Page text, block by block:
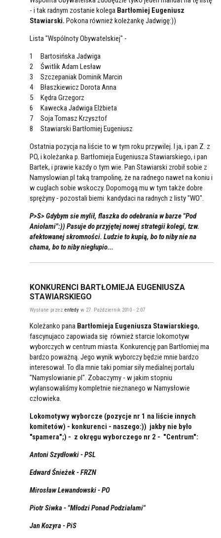
- i tak radnym zostanie kolega Bartłomiej Eugeniusz
Stawiarski. Pokona również koleżankę Jadwigę:))
Lista "Wspólnoty Obywatelskiej" -
1 Bartosińska Jadwiga
2 Świtlik Adam Lesław
3 Szczepaniak Dominik Marcin
4 Błaszkiewicz Dorota Anna
5 Kędra Grzegorz
6 Kawecka Jadwiga Elżbieta
7 Soja Tomasz Krzysztof
8 Stawiarski Bartłomiej Eugeniusz
Ostatnia pozycja na liście to w tym roku przywilej. I ja, i pan Z. z
PO, i koleżanka p. Bartłomieja Eugeniusza Stawiarskiego, i pan
Bartek, i prawie kazdy o tym wie. Pan Stawiarski zrobił sobie z
Namyslowian.pl taką trampolinę, że na radnego nawet na koniu i
w cuglach sobie wskoczy. Dopomogą mu w tym także dobre
sprężyny - pozostali bierni kandydaci na radnych z listy "WO".
P>S> Gdybym sie mylił, flaszka do odebrania w barze "Pod
Aniołami":)) Pasuje do przyjętej nowej strategii kolegi, tzw.
afektowanej skromności. Ludzie to kupią, bo to niby nie na
chama, bo to niby niegłupio...
KONKURENCI BARTŁOMIEJA EUGENIUSZA
STAWIARSKIEGO
Wysłane przez entedy w 27. Październik 2010 - 2:07
Koleżanko pana Bartłomieja Eugeniusza Stawiarskiego,
fascynujaco zapowiada się również starcie lokomotyw
wyborczych w centrum miasta. Konkurencję pan Bartłomiej ma
bardzo poważną. Jego wynik wyborczy będzie mnie bardzo
interesował. To dla mnie taki pomiar siły medialnej portalu
"Namyslowianie.pl". Zobaczymy - w jakim stopniu
wylansowaliśmy kompletnie nieznanego w Namysłowie
człowieka.
Lokomotywy wyborcze (pozycje nr 1 na liście innych
komitetów) - konkurenci - naszego:)) jakby nie było
"spamera";) - z okręgu wyborczego nr 2 - "Centrum":
Antoni Szydłowki - PSL
Edward Śnieżek - FRZN
Mirosław Lewandowski - PO
Piotr Siwka - "Młodzi Ponad Podziałami"
Jan Kozyra - PiS